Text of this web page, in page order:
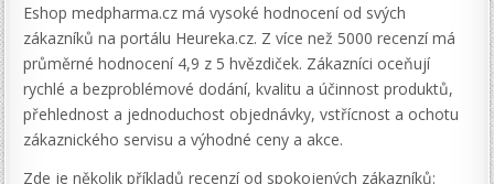
Eshop medpharma.cz má vysoké hodnocení od svých
zákazníků na portálu Heureka.cz. Z více než 5000 recenzí má
průměrné hodnocení 4,9 z 5 hvězdiček. Zákazníci oceňují
rychlé a bezproblémové dodání, kvalitu a účinnost produktů,
přehlednost a jednoduchost objednávky, vstřícnost a ochotu
zákaznického servisu a výhodné ceny a akce.
Zde je několik příkladů recenzí od spokojených zákazníků: